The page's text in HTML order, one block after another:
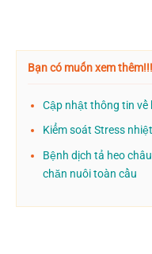
Bạn có muốn xem thêm!!!
Cập nhật thông tin về
Kiểm soát Stress
Bệnh dịch tả heo
chăn nuôi toàn cầu